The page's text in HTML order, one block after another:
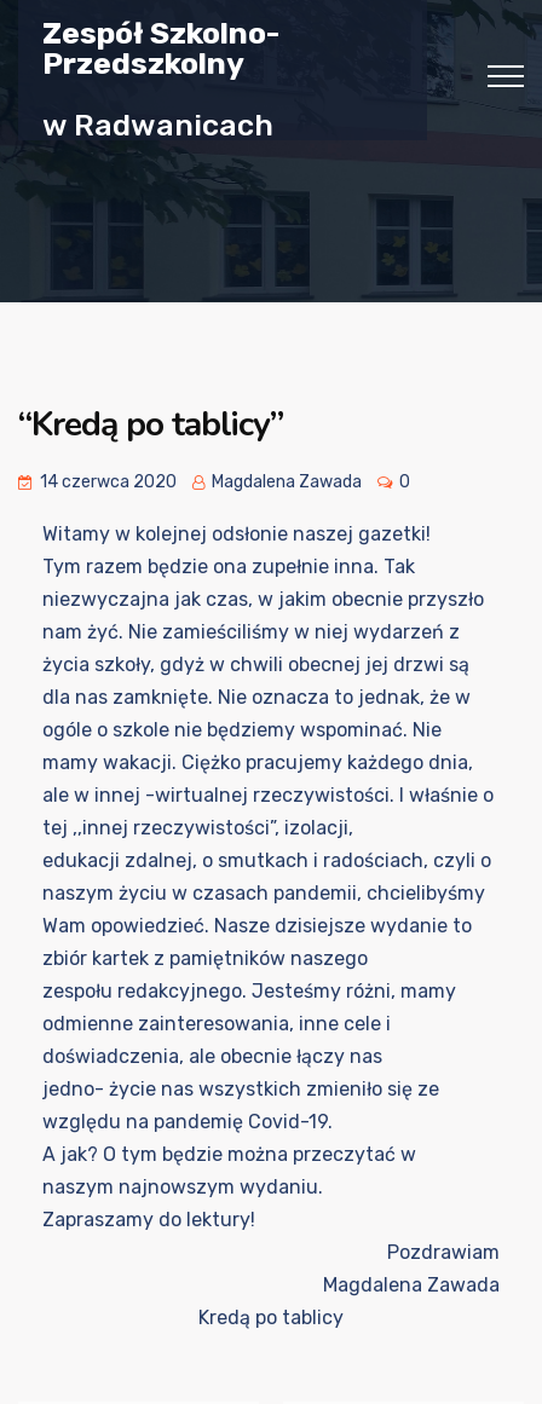
Zespół Szkolno-
Przedszkolny
w Radwanicach
“Kredą po tablicy”
14 czerwca 2020 Magdalena Zawada 0
Witamy w kolejnej odsłonie naszej gazetki!
Tym razem będzie ona zupełnie inna. Tak
niezwyczajna jak czas, w jakim obecnie przyszło
nam żyć. Nie zamieściliśmy w niej wydarzeń z
życia szkoły, gdyż w chwili obecnej jej drzwi są
dla nas zamknięte. Nie oznacza to jednak, że w
ogóle o szkole nie będziemy wspominać. Nie
mamy wakacji. Ciężko pracujemy każdego dnia,
ale w innej -wirtualnej rzeczywistości. I właśnie o
tej ,,innej rzeczywistości”, izolacji,
edukacji zdalnej, o smutkach i radościach, czyli o
naszym życiu w czasach pandemii, chcielibyśmy
Wam opowiedzieć. Nasze dzisiejsze wydanie to
zbiór kartek z pamiętników naszego
zespołu redakcyjnego. Jesteśmy różni, mamy
odmienne zainteresowania, inne cele i
doświadczenia, ale obecnie łączy nas
jedno- życie nas wszystkich zmieniło się ze
względu na pandemię Covid-19.
A jak? O tym będzie można przeczytać w
naszym najnowszym wydaniu.
Zapraszamy do lektury!
Pozdrawiam
Magdalena Zawada
Kredą po tablicy